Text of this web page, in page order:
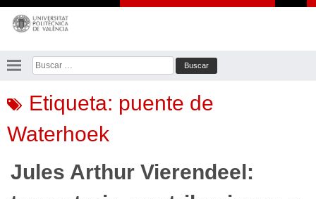
Saltar
contenido
Buscar:
Etiqueta: puente de
Waterhoek
Jules Arthur Vierendeel: